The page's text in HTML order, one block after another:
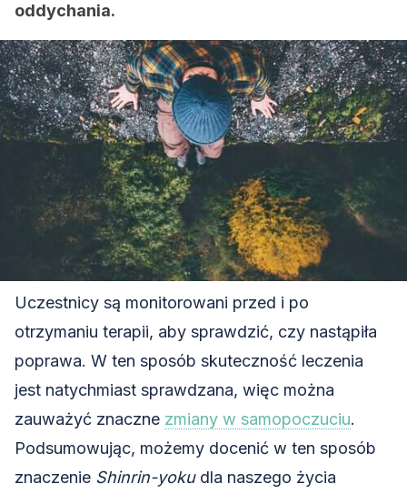
oddychania.
Uczestnicy są monitorowani przed i po
otrzymaniu terapii, aby sprawdzić, czy nastąpiła
poprawa. W ten sposób skuteczność leczenia
jest natychmiast sprawdzana, więc można
zauważyć znaczne zmiany w samopoczuciu.
Podsumowując, możemy docenić w ten sposób
znaczenie Shinrin-yokudla naszego życia